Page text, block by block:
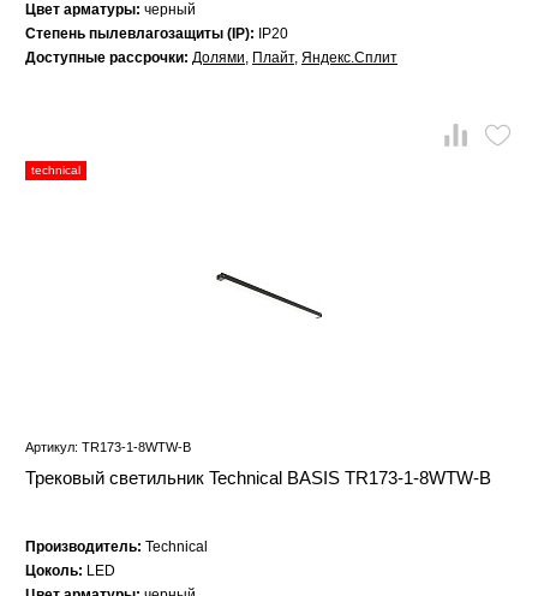
Цвет арматуры: черный
Степень пылевлагозащиты (IP):
IP20
Доступные рассрочки: Долями, Плайт, Яндекс.Сплит
technical
Артикул: TR173-1-8WTW-B
Трековый светильник Technical BASIS TR173-1-8WTW-B
Производитель: Technical
Цоколь: LED